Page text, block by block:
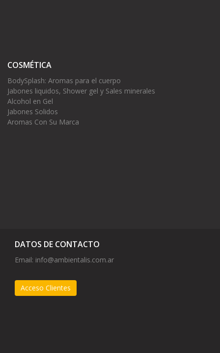
COSMÉTICA
BodySplash: Aromas para el cuerpo
Jabones liquidos, Shower gel y Sales minerales
Alcohol en Gel
Jabones Solidos
Aromas Con Su Marca
DATOS DE CONTACTO
Email: info@ambientalis.com.ar
Acceso Clientes